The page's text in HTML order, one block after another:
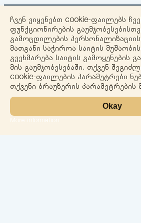
ჩვენ ვიყენებთ cookie-ფაილებს
ფუნქციონირების
გამოცდილების
მათგანი საჭიროა საიტის
გვეხმარება საიტის გამოყენების
მის გაუმჯობესებაში. თქვენ
cookie-ფაილების პარამეტრები
თქვენი ბრაუზერის პარამეტრების
Okay
More information